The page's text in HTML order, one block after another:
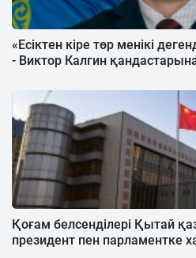
«Есіктен кіре төр менікі
- Виктор Калгин
Қоғам белсенділері Қытай
президент пен парламентке